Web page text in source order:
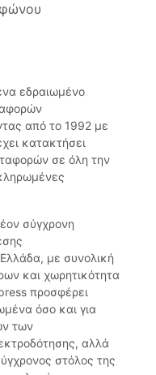
εδραιωμένο
από το 1992 με
κατακτήσει
σε όλη την
σύγχρονη
με συνολική
και χωρητικότητα
προσφέρει
όσο και για
των
αλλά
στόλος της